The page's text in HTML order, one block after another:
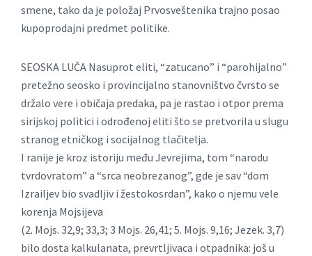
smene, tako da je položaj Prvosveštenika trajno posao
kupoprodajni predmet politike.
SEOSKA LUČA Nasuprot eliti, “zatucano” i “parohijalno”
pretežno seosko i provincijalno stanovništvo čvrsto se
držalo vere i običaja predaka, pa je rastao i otpor prema
sirijskoj politici i odrođenoj eliti što se pretvorila u slugu
stranog etničkog i socijalnog tlačitelja.
I ranije je kroz istoriju među Jevrejima, tom “narodu
tvrdovratom” a “srca neobrezanog”, gde je sav “dom
Izrailjev bio svadljiv i žestokosrdan”, kako o njemu vele
korenja Mojsijeva
(2. Mojs. 32,9; 33,3; 3 Mojs. 26,41; 5. Mojs. 9,16; Jezek. 3,7)
bilo dosta kalkulanata, prevrtljivaca i otpadnika: još u